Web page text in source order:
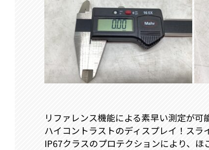
リファレンス機能による素早い測定が可
ハイコントラストのディスプレイ！スラ
IP67クラスのプロテクションにより、ほ